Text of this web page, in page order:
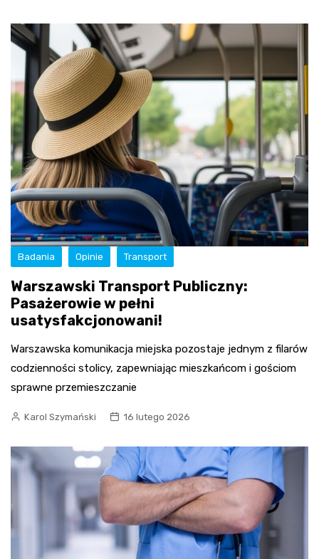
Badania Opinie Transport
Warszawski Transport Publiczny:
Pasażerowie w pełni
usatysfakcjonowani!
Warszawska komunikacja miejska pozostaje jednym z filarów
codzienności stolicy, zapewniając mieszkańcom i gościom
sprawne przemieszczanie
Karol Szymański 16 lutego 2026